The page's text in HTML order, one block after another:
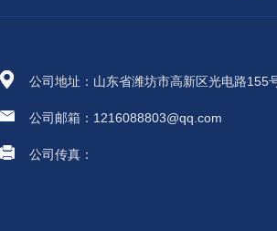
公司地址：山东省潍坊市高新区光电路155
公司邮箱：1216088803@qq.com
公司传真：